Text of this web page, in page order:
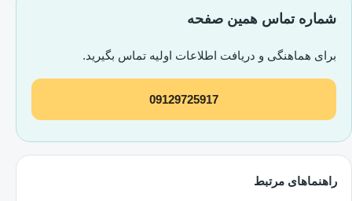
شماره تماس همین صفحه
برای هماهنگی و دریافت اطلاعات اولیه تماس بگیرید.
09129725917
راهنماهای مرتبط